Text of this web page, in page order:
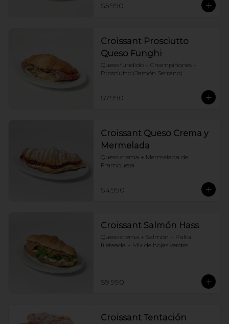
$5.990
Croissant Prosciutto
Queso Funghi
Queso fundido + Champiñones +
Prosciutto (Jamón Serrano)
$7.990
Croissant Queso Crema y
Mermelada
Queso crema + Mermelada de
Frambuesa
$4.990
Croissant Salmón Hass
Queso crema + Salmón + Palta
fileteada + Mix de hojas verdes
$9.990
Croissant Tentación